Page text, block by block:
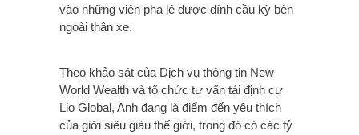
vào những viên pha lê được đính cầu kỳ bên
ngoài thân xe.
Theo khảo sát của Dịch vụ thông tin New
World Wealth và tổ chức tư vấn tái định cư
Lio Global, Anh đang là điểm đến yêu thích
của giới siêu giàu thế giới, trong đó có các tỷ